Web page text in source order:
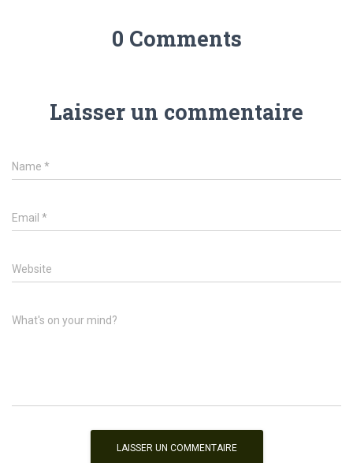
0 Comments
Laisser un commentaire
Name *
Email *
Website
What's on your mind?